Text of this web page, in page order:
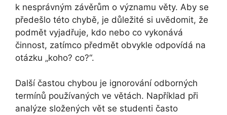
k nesprávným závěrům o významu věty. Aby se
předešlo této chybě, je důležité si uvědomit, že
podmět vyjadřuje, kdo nebo co vykonává
činnost, zatímco předmět obvykle odpovídá na
otázku „koho? co?“.
Další častou chybou je ignorování odborných
termínů používaných ve větách. Například při
analýze složených vět se studenti často